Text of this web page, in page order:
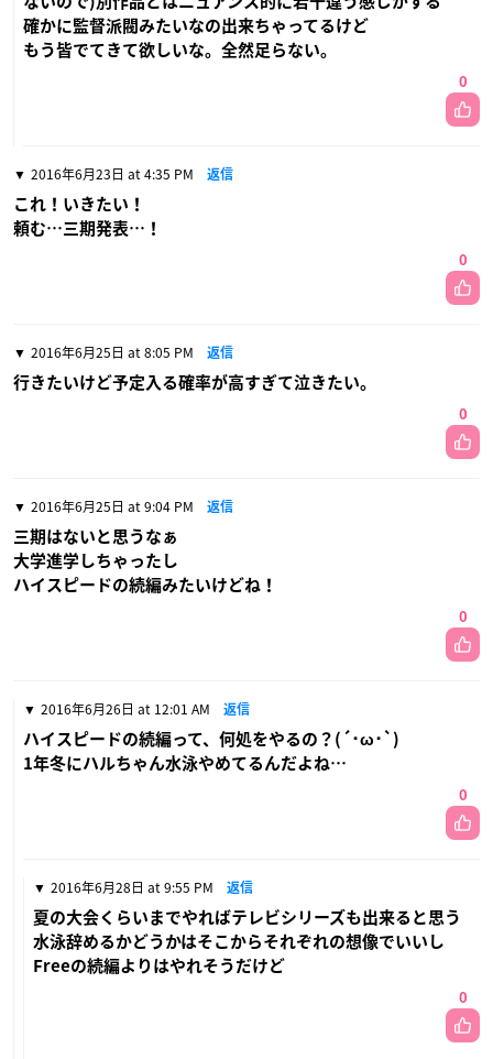
確かに監督派閥みたいなの出来ちゃってるけど
もう皆でてきて欲しいな。全然足らない。
0
2016年6月23日 at 4:35 PM 返信
これ！いきたい！
頼む…三期発表…！
0
2016年6月25日 at 8:05 PM 返信
行きたいけど予定入る確率が高すぎて泣きたい。
0
2016年6月25日 at 9:04 PM 返信
三期はないと思うなぁ
大学進学しちゃったし
ハイスピードの続編みたいけどね！
0
2016年6月26日 at 12:01 AM 返信
ハイスピードの続編って、何処をやるの？(´･ω･`)
1年冬にハルちゃん水泳やめてるんだよね…
0
2016年6月28日 at 9:55 PM 返信
夏の大会くらいまでやればテレビシリーズも出来ると思う
水泳辞めるかどうかはそこからそれぞれの想像でいいし
Freeの続編よりはやれそうだけど
0